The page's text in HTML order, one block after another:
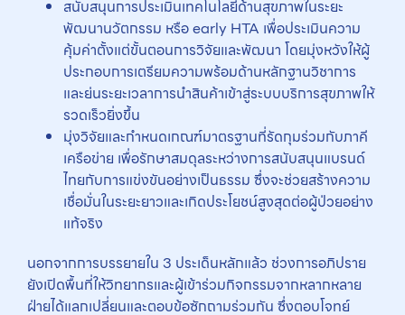
สนับสนุนการประเมินเทคโนโลยีด้านสุขภาพในระยะ
พัฒนานวัตกรรม หรือ early HTA เพื่อประเมินความ
คุ้มค่าตั้งแต่ขั้นตอนการวิจัยและพัฒนา โดยมุ่งหวังให้ผู้
ประกอบการเตรียมความพร้อมด้านหลักฐานวิชาการ
และย่นระยะเวลาการนำสินค้าเข้าสู่ระบบบริการสุขภาพให้
รวดเร็วยิ่งขึ้น
มุ่งวิจัยและกำหนดเกณฑ์มาตรฐานที่รัดกุมร่วมกับภาคี
เครือข่าย เพื่อรักษาสมดุลระหว่างการสนับสนุนแบรนด์
ไทยกับการแข่งขันอย่างเป็นธรรม ซึ่งจะช่วยสร้างความ
เชื่อมั่นในระยะยาวและเกิดประโยชน์สูงสุดต่อผู้ป่วยอย่าง
แท้จริง
นอกจากการบรรยายใน 3 ประเด็นหลักแล้ว ช่วงการอภิปราย
ยังเปิดพื้นที่ให้วิทยากรและผู้เข้าร่วมกิจกรรมจากหลากหลาย
ฝ่ายได้แลกเปลี่ยนและตอบข้อซักถามร่วมกัน ซึ่งตอบโจทย์